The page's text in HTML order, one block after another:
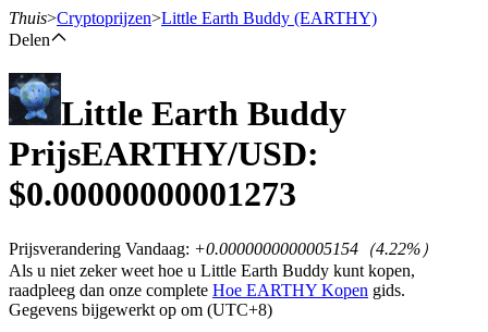
Termijncontracten
Thuis>Cryptoprijzen>Little Earth Buddy (EARTHY)
Delen
Little Earth Buddy
PrijsEARTHY/USD:
$0.00000000001273
Prijsverandering Vandaag: +0.0000000000005154 （4.22%）
Als u niet zeker weet hoe u Little Earth Buddy kunt kopen,
raadpleeg dan onze complete Hoe EARTHY Kopen gids.
Gegevens bijgewerkt op om (UTC+8)